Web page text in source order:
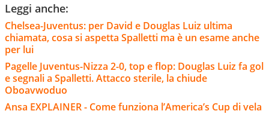
Leggi anche:
Chelsea-Juventus: per David e Douglas Luiz ultima
chiamata, cosa si aspetta Spalletti ma è un esame anche
per lui
Pagelle Juventus-Nizza 2-0, top e flop: Douglas Luiz fa gol
e segnali a Spalletti. Attacco sterile, la chiude
Oboavwoduo
Ansa EXPLAINER - Come funziona l’America’s Cup di vela